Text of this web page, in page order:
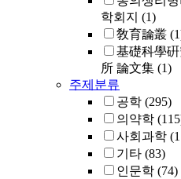
학회지 (1)
敎育論叢
基礎科學
所 論文集 (1)
주제분류
공학 (295)
의약학
사회과학
기타 (83)
인문학 (74)